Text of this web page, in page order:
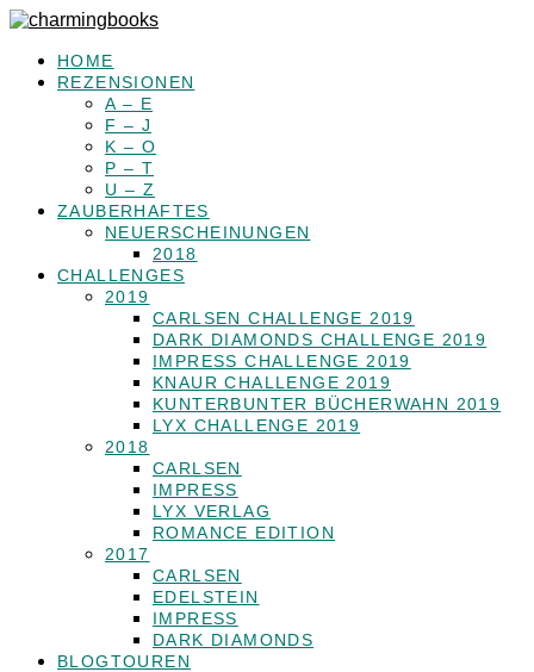
HOME
REZENSIONEN
A – E
F – J
K – O
P – T
U – Z
ZAUBERHAFTES
NEUERSCHEINUNGEN
2018
CHALLENGES
2019
CARLSEN CHALLENGE 2019
DARK DIAMONDS CHALLENGE 2019
IMPRESS CHALLENGE 2019
KNAUR CHALLENGE 2019
KUNTERBUNTER BÜCHERWAHN 2019
LYX CHALLENGE 2019
2018
CARLSEN
IMPRESS
LYX VERLAG
ROMANCE EDITION
2017
CARLSEN
EDELSTEIN
IMPRESS
DARK DIAMONDS
BLOGTOUREN